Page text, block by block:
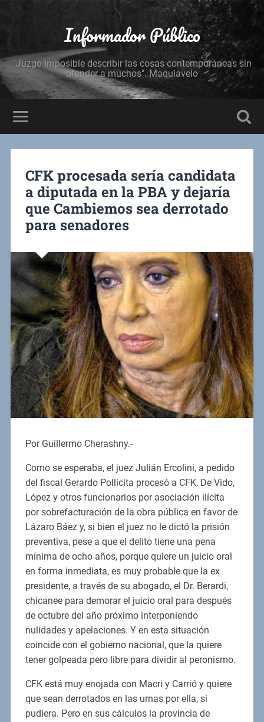
Informador Público
"Juzgo imposible describir las cosas contemporáneas sin
ofender a muchos". Maquiavelo
CFK procesada sería candidata
a diputada en la PBA y dejaría
que Cambiemos sea derrotado
para senadores
Por Guillermo Cherashny.-
Como se esperaba, el juez Julián Ercolini, a pedido
del fiscal Gerardo Pollicita procesó a CFK, De Vido,
López y otros funcionarios por asociación ilícita
por sobrefacturación de la obra pública en favor de
Lázaro Báez y, si bien el juez no le dictó la prisión
preventiva, pese a que el delito tiene una pena
mínima de ocho años, porque quiere un juicio oral
en forma inmediata, es muy probable que la ex
presidente, a través de su abogado, el Dr. Berardi,
chicanee para demorar el juicio oral para después
de octubre del año próximo interponiendo
nulidades y apelaciones. Y en esta situación
coincide con el gobierno nacional, que la quiere
tener golpeada pero libre para dividir al peronismo.
CFK está muy enojada con Macri y Carrió y quiere
que sean derrotados en las urnas por ella, si
pudiera. Pero en sus cálculos la provincia de